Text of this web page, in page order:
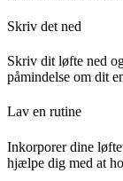
Skriv det ned
Skriv dit løfte ned
påmindelse om dit
Lav en rutine
Inkorporer dine
hjælpe dig med at